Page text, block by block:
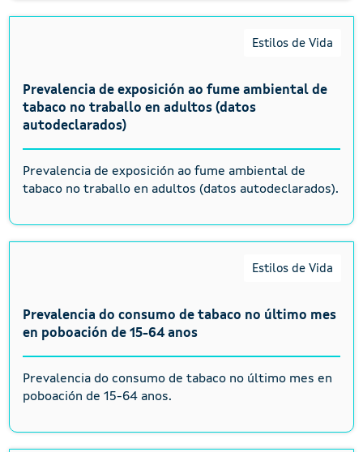
Estilos de Vida
Prevalencia de exposición ao fume ambiental de
tabaco no traballo en adultos (datos
autodeclarados)
Prevalencia de exposición ao fume ambiental de
tabaco no traballo en adultos (datos autodeclarados).
Estilos de Vida
Prevalencia do consumo de tabaco no último mes
en poboación de 15-64 anos
Prevalencia do consumo de tabaco no último mes en
poboación de 15-64 anos.